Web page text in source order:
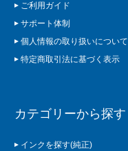
ご利用ガイド
サポート体制
個人情報の取り扱いについて
特定商取引法に基づく表示
カテゴリーから探す
インクを探す(純正)